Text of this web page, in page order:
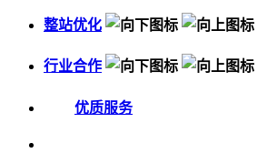
整站优化
行业合作
优质服务